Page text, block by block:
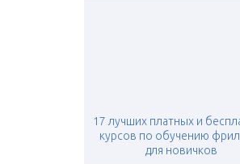
17 лучших платных и
курсов по обучению
для новичков